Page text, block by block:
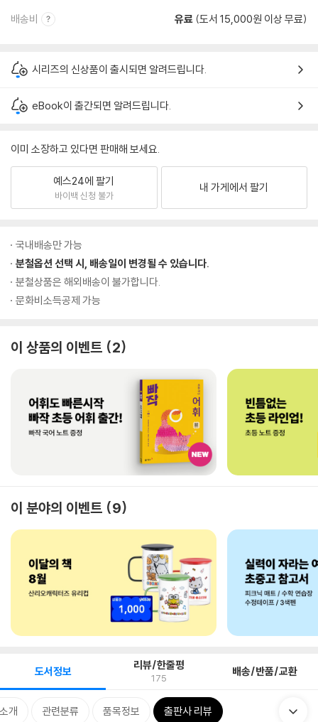
배송비 유료 (도서 15,000원 이상 무료)
시리즈의 신상품이 출시되면 알려드립니다.
eBook이 출간되면 알려드립니다.
이미 소장하고 있다면 판매해 보세요.
예스24에 팔기
바이백 신청 불가
내 가게에서 팔기
국내배송만 가능
분철옵션 선택 시, 배송일이 변경될 수 있습니다.
분철상품은 해외배송이 불가합니다.
문화비소득공제 가능
이 상품의 이벤트 2
이 분야의 이벤트 9
도서정보 리뷰/한줄평
175 배송/반품/교환
개 관련분류 품목정보 출판사 리뷰